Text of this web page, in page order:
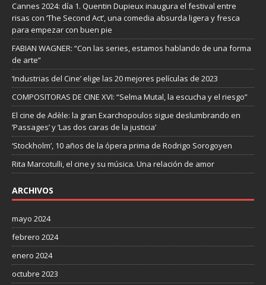
Cannes 2024: día 1. Quentin Dupieux inaugura el festival entre
risas con ‘The Second Act’, una comedia absurda ligera y fresca
para empezar con buen pie
FABIAN WAGNER: “Con las series, estamos hablando de una forma
de arte”
‘Industrias del Cine’ elige las 20 mejores películas de 2023
COMPOSITORAS DE CINE XVI: “Selma Mutal, la escucha y el riesgo”
El cine de Adèle: la gran Exarchopoulos sigue deslumbrando en
’Passages’ y ’Las dos caras de la justicia’
‘Stockholm’, 10 años de la ópera prima de Rodrigo Sorogoyen
Rita Marcotulli, el cine y su música. Una relación de amor
ARCHIVOS
mayo 2024
febrero 2024
enero 2024
octubre 2023